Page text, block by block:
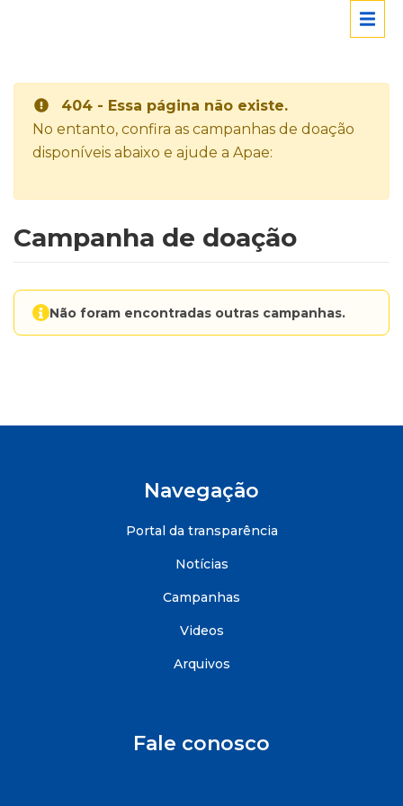
404 - Essa página não existe.
No entanto, confira as campanhas de doação
disponíveis abaixo e ajude a Apae:
Campanha de doação
Não foram encontradas outras campanhas.
Navegação
Portal da transparência
Notícias
Campanhas
Videos
Arquivos
Fale conosco